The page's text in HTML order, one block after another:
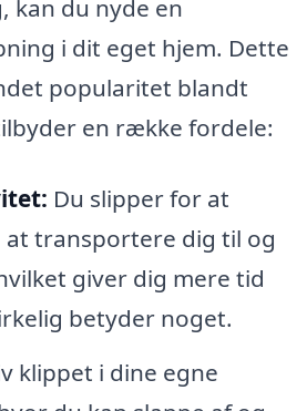
kan du nyde en
i dit eget hjem. Dette
popularitet blandt
en række fordele:
Du slipper for at
transportere dig til og
giver dig mere tid
betyder noget.
klippet i dine egne